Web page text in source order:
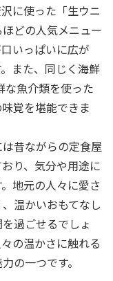
に使った「生ウニ
どの人気メニュー
いっぱいに広が
また、同じく海鮮
な魚介類を使った
覚を堪能できま
昔ながらの定食屋
り、気分や用途に
地元の人々に愛さ
温かいおもてなし
過ごせるでしょ
の温かさに触れる
の一つです。